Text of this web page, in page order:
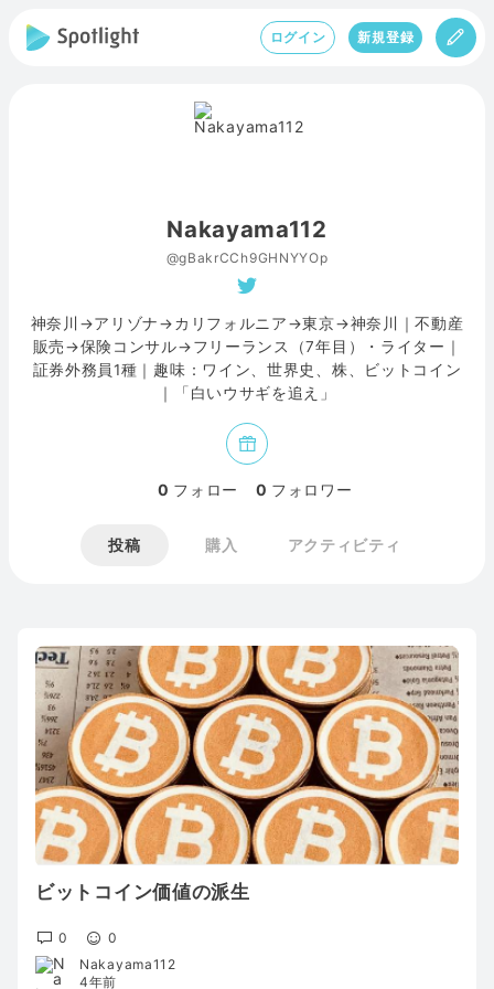
ログイン 新規登録
Nakayama112
@gBakrCCh9GHNYYOp
神奈川→アリゾナ→カリフォルニア→東京→神奈川｜不動産
販売→保険コンサル→フリーランス（7年目）・ライター｜
証券外務員1種｜趣味：ワイン、世界史、株、ビットコイン
｜「白いウサギを追え」
0 フォロー 0 フォロワー
投稿 購入 アクティビティ
ビットコイン価値の派生
0
0
Nakayama112
4年前